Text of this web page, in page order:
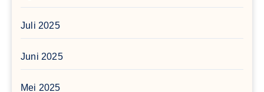
Juli 2025
Juni 2025
Mei 2025